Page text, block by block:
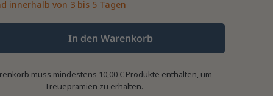
innerhalb von 3 bis 5 Tagen
In den Warenkorb
muss mindestens 10,00 € Produkte enthalten, um
Treueprämien zu erhalten.